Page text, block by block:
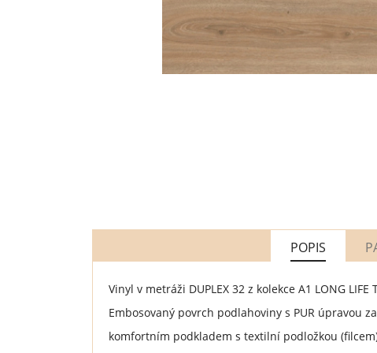
POPIS
Vinyl v metráži DUPLEX 32 z kolekce A1 LONG
Embosovaný povrch podlahoviny s PUR
komfortním podkladem s textilní podložkou